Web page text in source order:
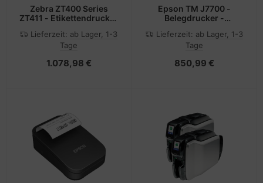
Zebra ZT400 Series
ZT411 - Etikettendrucker
Thermotransfer - Rolle
(11,4 cm)
Lieferzeit: ab Lager, 1-3
Tage
1.078,98 €
Epson TM J7700 -
Belegdrucker -
cm)
Lieferzeit: ab Lager, 1-3
Tage
850,99 €